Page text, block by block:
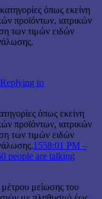
όπως εκείνη
προϊόντων, ιατρικών
των τιμών ειδών
Replying to
όπως εκείνη
προϊόντων, ιατρικών
των τιμών ειδών
1558:01 PM –
people are talking
μείωσης του